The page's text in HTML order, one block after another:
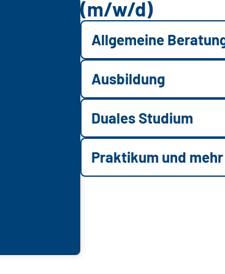
(m/w/d)
Allgemeine
Ausbildung
Duales Studium
Praktikum und mehr